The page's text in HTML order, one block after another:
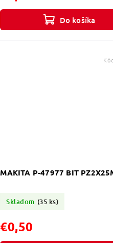
Do košíka
MAKITA P-47977 BIT
Skladom (35 ks)
€0,50